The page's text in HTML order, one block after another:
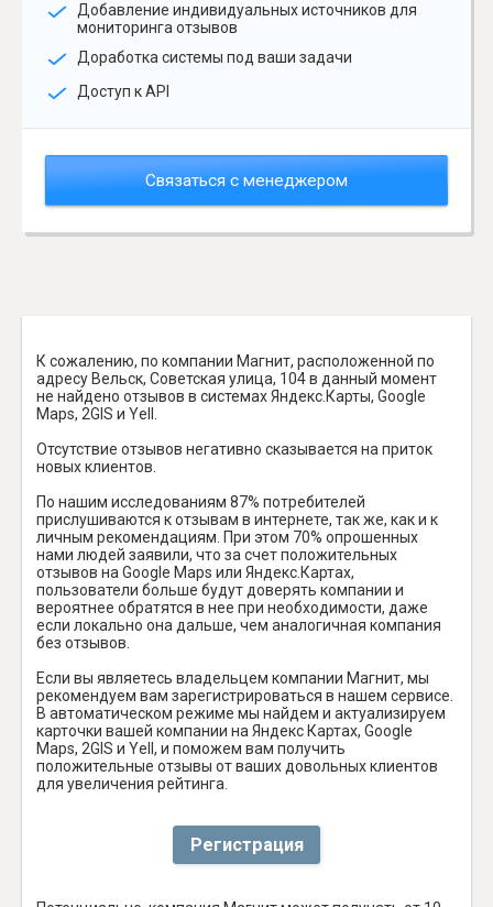
Добавление индивидуальных источников для
мониторинга отзывов
Доработка системы под ваши задачи
Доступ к API
Связаться с менеджером
К сожалению, по компании Магнит, расположенной по
адресу Вельск, Советская улица, 104 в данный момент
не найдено отзывов в системах Яндекс.Карты, Google
Maps, 2GIS и Yell.
Отсутствие отзывов негативно сказывается на приток
новых клиентов.
По нашим исследованиям 87% потребителей
прислушиваются к отзывам в интернете, так же, как и к
личным рекомендациям. При этом 70% опрошенных
нами людей заявили, что за счет положительных
отзывов на Google Maps или Яндекс.Картах,
пользователи больше будут доверять компании и
вероятнее обратятся в нее при необходимости, даже
если локально она дальше, чем аналогичная компания
без отзывов.
Если вы являетесь владельцем компании Магнит, мы
рекомендуем вам зарегистрироваться в нашем сервисе.
В автоматическом режиме мы найдем и актуализируем
карточки вашей компании на Яндекс Картах, Google
Maps, 2GIS и Yell, и поможем вам получить
положительные отзывы от ваших довольных клиентов
для увеличения рейтинга.
Регистрация